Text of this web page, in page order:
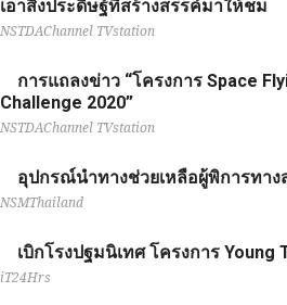
เอาสิ่งประดิษฐ์ที่สร้างสรรค์มาให้ชม
NSTDAChannel TVstation
การแถลงข่าว “โครงการ Space
Challenge 2020”
NSTDAChannel TVstation
อุปกรณ์นำทางช่วยเหลือผู้พิการทาง
NSMThailand
เบิกโรงปฐมนิเทศ โครงการ Young
iT24Hrs